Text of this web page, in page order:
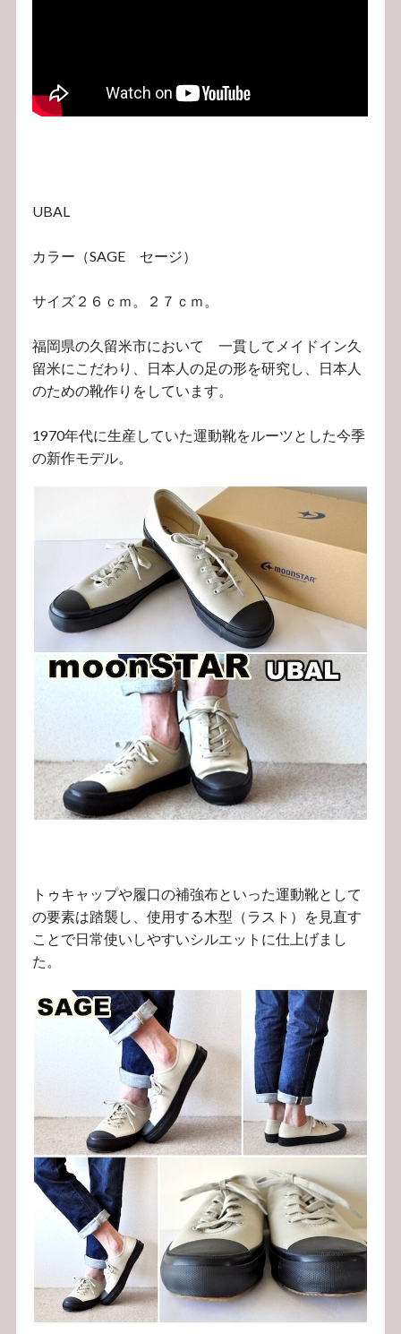
UBAL
カラー（SAGE セージ）
サイズ２６ｃｍ。２７ｃｍ。
福岡県の久留米市において 一貫してメイドイン久
留米にこだわり、日本人の足の形を研究し、日本人
のための靴作りをしています。
1970年代に生産していた運動靴をルーツとした今季
の新作モデル。
トゥキャップや履口の補強布といった運動靴として
の要素は踏襲し、使用する木型（ラスト）を見直す
ことで日常使いしやすいシルエットに仕上げまし
た。